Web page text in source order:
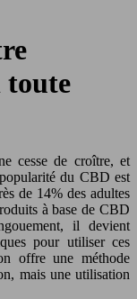
toute
cesse de croître, et
du CBD est
de 14% des adultes
à base de CBD
il devient
pour utiliser ces
offre une méthode
mais une utilisation